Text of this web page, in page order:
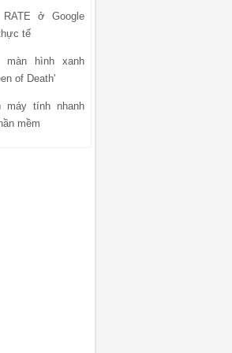
ở Google
tế
màn hình xanh
of Death'
máy tính nhanh
mềm